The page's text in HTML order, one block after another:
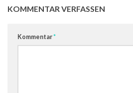
KOMMENTAR VERFASSEN
Kommentar*